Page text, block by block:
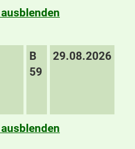
B
59
29.08.2026